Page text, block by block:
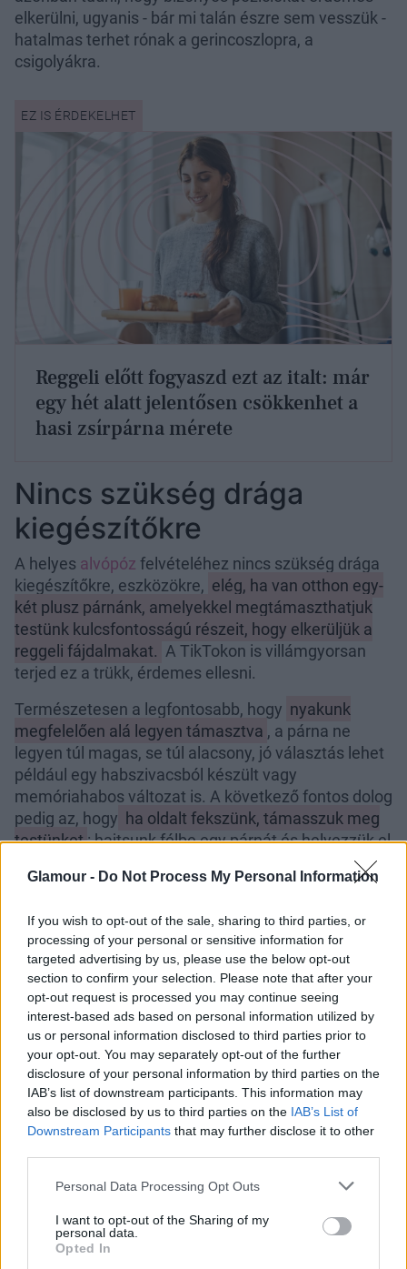
Glamour - Do Not Process My Personal Information
If you wish to opt-out of the sale, sharing to third parties, or
processing of your personal or sensitive information for
targeted advertising by us, please use the below opt-out
section to confirm your selection. Please note that after your
opt-out request is processed you may continue seeing
interest-based ads based on personal information utilized by
us or personal information disclosed to third parties prior to
your opt-out. You may separately opt-out of the further
disclosure of your personal information by third parties on the
IAB’s list of downstream participants. This information may
also be disclosed by us to third parties on the IAB’s List of
Downstream Participants that may further disclose it to other
Please note that this website/app uses one or more Google
not limited to your visit or usage behaviour. You may click to
grant or deny consent to Google and its third-party tags to
use your data for below specified purposes in below Google
Personal Data Processing Opt Outs
I want to opt-out of the Sharing of my
personal data.
Opted In
elkerülni, ugyanis - bár mi talán észre sem vesszük -
hatalmas terhet rónak a gerincoszlopra, a
csigolyákra.
Reggeli előtt fogyaszd ezt az italt: már
egy hét alatt jelentősen csökkenhet a
hasi zsírpárna mérete
Nincs szükség drága
kiegészítőkre
A helyes alvópóz felvételéhez nincs szükség drága
kiegészítőkre, eszközökre, elég, ha van otthon egy-
két plusz párnánk, amelyekkel megtámaszthatjuk
testünk kulcsfontosságú részeit, hogy elkerüljük a
reggeli fájdalmakat. A TikTokon is villámgyorsan
terjed ez a trükk, érdemes ellesni.
Természetesen a legfontosabb, hogy nyakunk
megfelelően alá legyen támasztva , a párna ne
legyen túl magas, se túl alacsony, jó választás lehet
például egy habszivacsból készült vagy
memóriahabos változat is. A következő fontos dolog
pedig az, hogy ha oldalt fekszünk, támasszuk meg
testünket: hajtsunk félbe egy párnát és helyezzük el
úgy, mintha átölelnénk. Így a vállaink alvás közben
nem tudnak előredőlni.
Akik gyakran küzdenek derékfájással, azoknak
szükségük lehet egy másik párnára is, amit a
térdeik közé helyeznek . Ez segít egyenesen tartani
a gerinc vonalát, megakadályozza, hogy a hátunk
túlságosan kicsavarodjon az éjszaka folyamán.
Tökéletes megoldás lehet
a terhességi párna
azt írja, elsőre talán meghökkentő lehet
és felmerülhet bennünk a kérdés: mégis ki alszik
így? Ugyanakkor a párnák miatt egyáltalán nem